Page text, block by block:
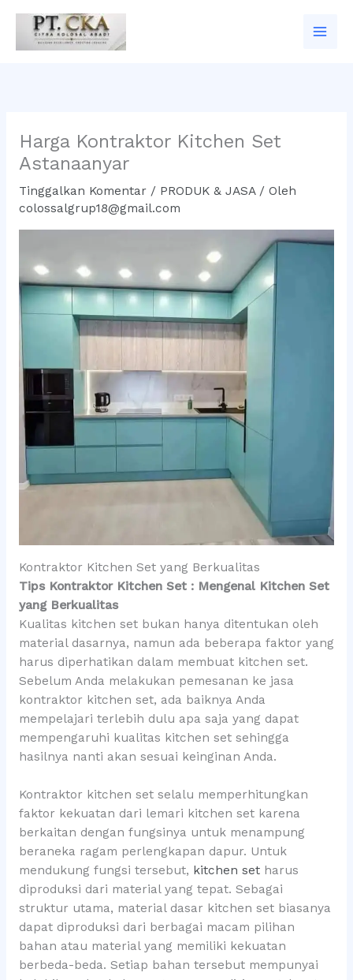
konten
Harga Kontraktor Kitchen Set
Astanaanyar
Tinggalkan Komentar / PRODUK & JASA/ Oleh
colossalgrup18@gmail.com
Kontraktor Kitchen Set yang Berkualitas
Tips Kontraktor Kitchen Set : Mengenal Kitchen Set
yang Berkualitas
Kualitas kitchen set bukan hanya ditentukan oleh
material dasarnya, namun ada beberapa faktor yang
harus diperhatikan dalam membuat kitchen set.
Sebelum Anda melakukan pemesanan ke jasa
kontraktor kitchen set, ada baiknya Anda
mempelajari terlebih dulu apa saja yang dapat
mempengaruhi kualitas kitchen set sehingga
hasilnya nanti akan sesuai keinginan Anda.
Kontraktor kitchen set selalu memperhitungkan
faktor kekuatan dari lemari kitchen set karena
berkaitan dengan fungsinya untuk menampung
beraneka ragam perlengkapan dapur. Untuk
mendukung fungsi tersebut, kitchen setharus
diproduksi dari material yang tepat. Sebagai
struktur utama, material dasar kitchen set biasanya
dapat diproduksi dari berbagai macam pilihan
bahan atau material yang memiliki kekuatan
berbeda-beda. Setiap bahan tersebut mempunyai